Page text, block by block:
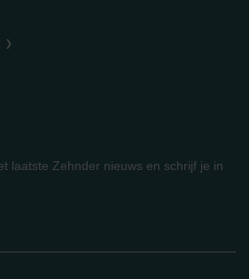
laatste Zehnder nieuws en schrijf je in